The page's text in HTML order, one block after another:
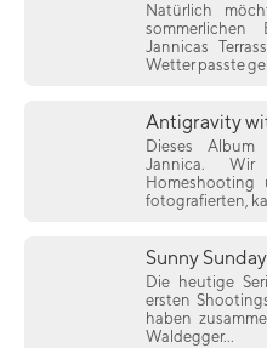
Natürlich
Jannicas
Wetter passte
Antigravity
Dieses
Jannica. Wir
fotografierten,
Sunny
Die heutige
ersten
haben
Waldegger...